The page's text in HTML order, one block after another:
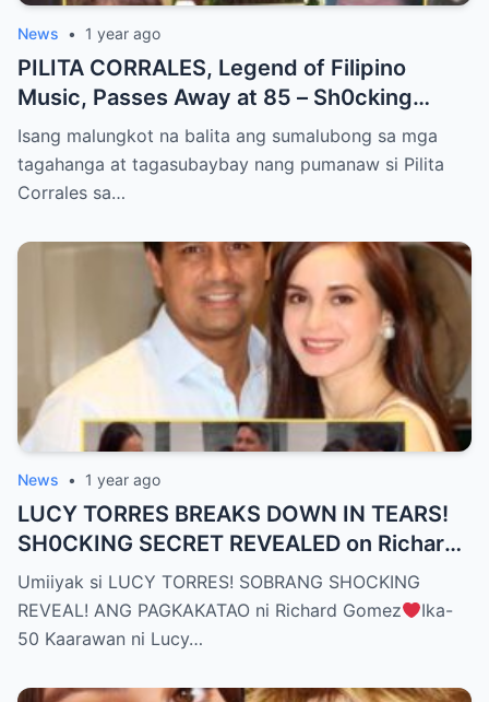
News • 1 year ago
PILITA CORRALES, Legend of Filipino
Music, Passes Away at 85 – Sh0cking
Cause of Death REVEALED!!
Isang malungkot na balita ang sumalubong sa mga
tagahanga at tagasubaybay nang pumanaw si Pilita
Corrales sa…
News • 1 year ago
LUCY TORRES BREAKS DOWN IN TEARS!
SH0CKING SECRET REVEALED on Richard
Gomez’s 50th Birthday – YOU WON’T
BELIEVE THE TRUTH! (WATCH THE
VIDEO!)
Umiiyak si LUCY TORRES! SOBRANG SHOCKING
REVEAL! ANG PAGKAKATAO ni Richard Gomez
Ika-
50 Kaarawan ni Lucy…